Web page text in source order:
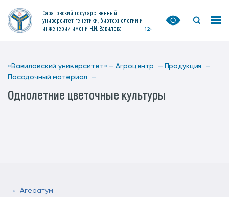
Саратовский государственный
университет генетики, биотехнологии и
инженерии имени Н.И. Вавилова
12+
«Вавиловский университет» — Агроцентр — Продукция —
Посадочный материал —
Однолетние цветочные культуры
Агератум